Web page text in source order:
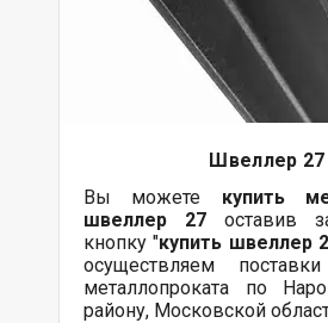
Швеллер 27
Вы можете купить
швеллер 27 оставив
кнопку "купить швеллер
осуществляем
металлопроката по
району, Московской